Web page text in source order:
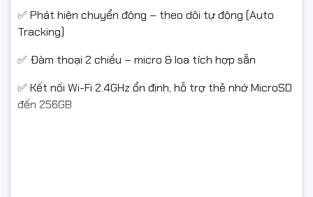
✅ Phát hiện chuyển động – theo dõi tự động (Auto
Tracking)
✅ Đàm thoại 2 chiều – micro & loa tích hợp sẵn
✅ Kết nối Wi-Fi 2.4GHz ổn định, hỗ trợ thẻ nhớ MicroSD
đến 256GB